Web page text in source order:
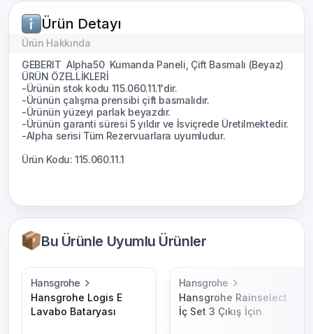
Bu Ürünle Uyumlu Ürünler
Hansgrohe
Hansgrohe Logis E
Lavabo Bataryası
Hansgrohe
Hansgrohe Rainselect
İç Set 3 Çıkış İçin
Ürün Detayı
Ürün Hakkında
GEBERIT Alpha50 Kumanda Paneli, Çift Basmalı (Beyaz)
ÜRÜN ÖZELLİKLERİ
-Ürünün stok kodu 115.060.11.1'dir.
-Ürünün çalışma prensibi çift basmalıdır.
-Ürünün yüzeyi parlak beyazdır.
-Ürünün garanti süresi 5 yıldır ve İsviçrede Üretilmektedir.
-Alpha serisi Tüm Rezervuarlara uyumludur.
Ürün Kodu: 115.060.11.1